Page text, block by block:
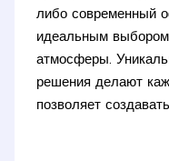
либо современный
идеальным
атмосферы.
решения делают
позволяет